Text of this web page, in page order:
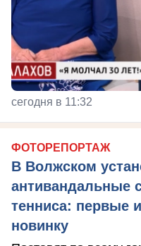
сегодня в 11:32
ФОТОРЕПОРТАЖ
В Волжском
антивандальные
тенниса: первые
новинку